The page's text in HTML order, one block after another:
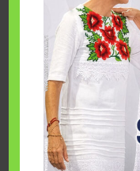
Fairmont Mayakoba y
esfuerzos para hacer